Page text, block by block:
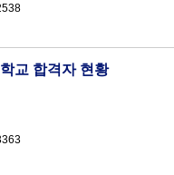
교 합격자 현황